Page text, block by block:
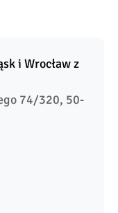
i Wrocław z
74/320, 50-